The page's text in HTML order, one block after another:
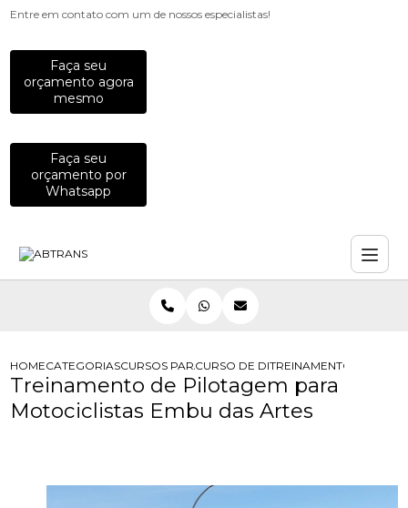
Entre em contato com um de nossos especialistas!
Faça seu
orçamento agora
mesmo
Faça seu
orçamento por
Whatsapp
HOMECATEGORIASCURSOS PARA MOTOCICLISTAS
CURSO DE DIRECAO PREVENTIVA
TREINAMENTO DE
Treinamento de Pilotagem para
Motociclistas Embu das Artes